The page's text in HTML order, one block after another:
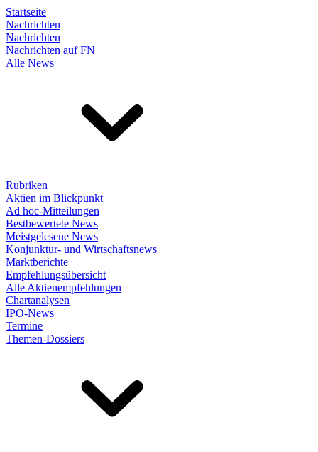
Startseite
Nachrichten
Nachrichten
Nachrichten auf FN
Alle News
Rubriken
Aktien im Blickpunkt
Ad hoc-Mitteilungen
Bestbewertete News
Meistgelesene News
Konjunktur- und Wirtschaftsnews
Marktberichte
Empfehlungsübersicht
Alle Aktienempfehlungen
Chartanalysen
IPO-News
Termine
Themen-Dossiers